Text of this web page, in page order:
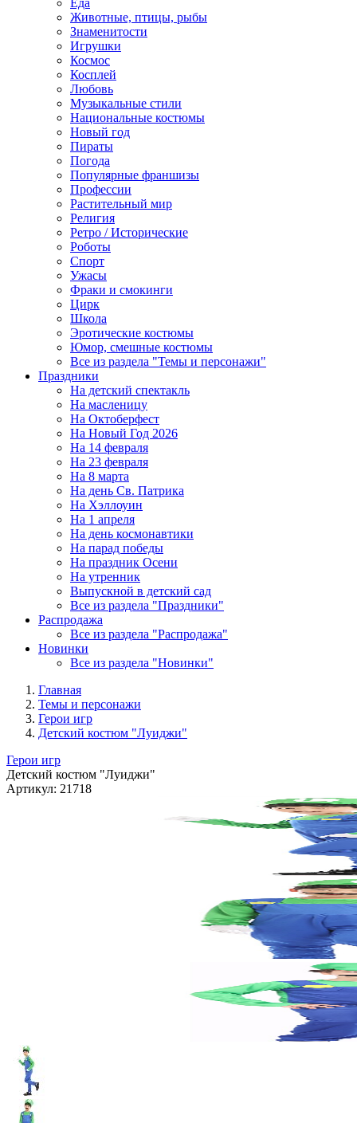
Еда
Животные, птицы, рыбы
Знаменитости
Игрушки
Космос
Косплей
Любовь
Музыкальные стили
Национальные костюмы
Новый год
Пираты
Погода
Популярные франшизы
Профессии
Растительный мир
Религия
Ретро / Исторические
Роботы
Спорт
Ужасы
Фраки и смокинги
Цирк
Школа
Эротические костюмы
Юмор, смешные костюмы
Все из раздела "Темы и персонажи"
Праздники
На детский спектакль
На масленицу
На Октоберфест
На Новый Год 2026
На 14 февраля
На 23 февраля
На 8 марта
На день Св. Патрика
На Хэллоуин
На 1 апреля
На день космонавтики
На парад победы
На праздник Осени
На утренник
Выпускной в детский сад
Все из раздела "Праздники"
Распродажа
Все из раздела "Распродажа"
Новинки
Все из раздела "Новинки"
Главная
Темы и персонажи
Герои игр
Детский костюм "Луиджи"
Герои игр
Детский костюм "Луиджи"
Артикул: 21718